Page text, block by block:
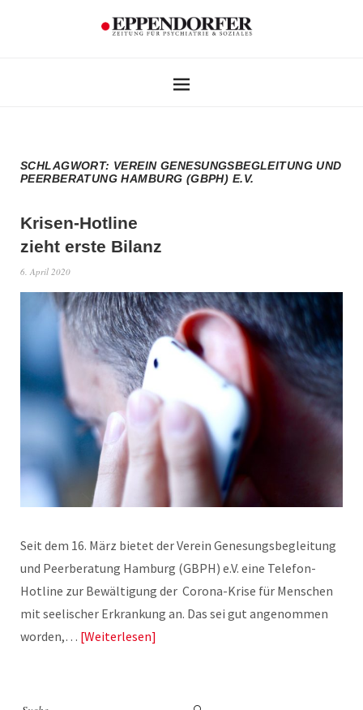
SCHLAGWORT: VEREIN GENESUNGSBEGLEITUNG UND
PEERBERATUNG HAMBURG (GBPH) E.V.
Krisen-Hotline
zieht erste Bilanz
6. April 2020
Seit dem 16. März bietet der Verein Genesungsbegleitung
und Peerberatung Hamburg (GBPH) e.V. eine Telefon-
Hotline zur Bewältigung der Corona-Krise für Menschen
mit seelischer Erkrankung an. Das sei gut angenommen
worden,… Weiterlesen